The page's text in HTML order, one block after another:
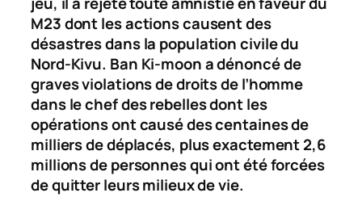
M23 dont les actions causent des
désastres dans la population civile du
Nord-Kivu. Ban Ki-moon a dénoncé de
graves violations de droits de l’homme
dans le chef des rebelles dont les
opérations ont causé des centaines de
milliers de déplacés, plus exactement 2,6
millions de personnes qui ont été forcées
de quitter leurs milieux de vie.